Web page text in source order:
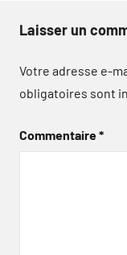
Laisser un
Votre adresse e-
obligatoires sont
Commentaire*